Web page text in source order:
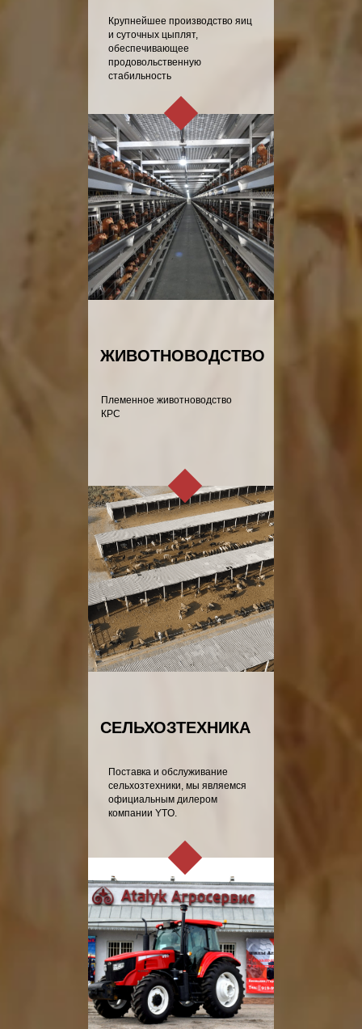
Поставка и обслуживание
сельхозтехники, мы являемся
официальным дилером
компании YTO.
СЕЛЬХОЗТЕХНИКА
Крупнейшее производство яиц
и суточных цыплят,
обеспечивающее
продовольственную
стабильность
Племенное животноводство
КРС
ЖИВОТНОВОДСТВО